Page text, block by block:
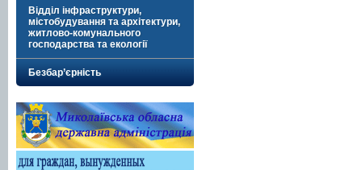
Відділ інфраструктури,
містобудування та архітектури,
житлово-комунального
господарства та екології
Безбар’єрність